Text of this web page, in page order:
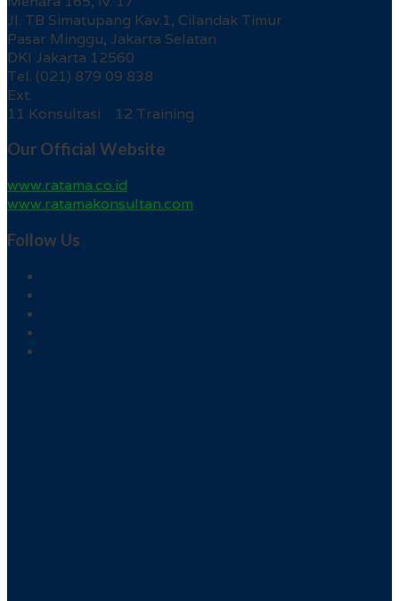
Jl. TB Simatupang Kav.1, Cilandak Timur
Pasar Minggu, Jakarta Selatan
DKI Jakarta 12560
Tel. (021) 879 09 838
Ext.
11 Konsultasi 12 Training
Our Official Website
www.ratama.co.id
www.ratamakonsultan.com
Follow Us